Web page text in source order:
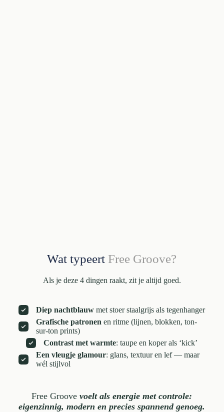
Wat typeert Free Groove?
Als je deze 4 dingen raakt, zit je altijd goed.
Diep nachtblauw met stoer staalgrijs als tegenhanger
Grafische patronen en ritme (lijnen, blokken, ton-
sur-ton prints)
Contrast met warmte: taupe en koper als ‘kick’
Een vleugje glamour: glans, textuur en lef — maar
wél stijlvol
Free Groovevoelt als energie met controle:
eigenzinnig, modern en precies spannend genoeg.